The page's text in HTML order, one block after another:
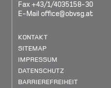
Fax +43/1/4035158-30
E-Mail office@obvsg.at
KONTAKT
SITEMAP
IMPRESSUM
DATENSCHUTZ
BARRIEREFREIHEIT